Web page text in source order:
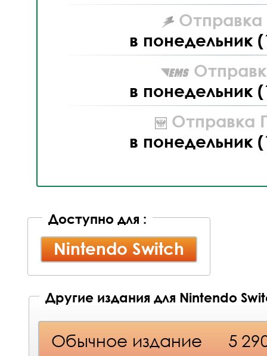
Отправка
в понедельник
в понедельник
Отправка
в понедельник
Доступно для :
Nintendo Switch
Другие издания для Nintendo
Обычное издание 5